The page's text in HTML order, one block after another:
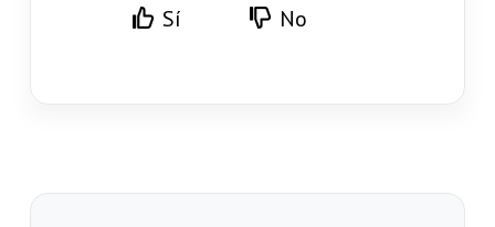
Sí No